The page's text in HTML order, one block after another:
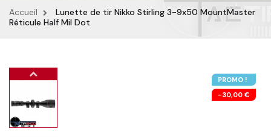
Accueil
Lunette de tir Nikko Stirling 3-9x50 MountMaster
Réticule Half Mil Dot
PROMO !
-30,00 €